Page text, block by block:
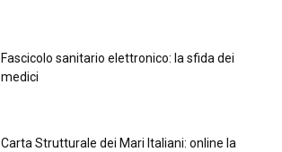
Fascicolo sanitario elettronico: la sfida dei
medici
Carta Strutturale dei Mari Italiani: online la